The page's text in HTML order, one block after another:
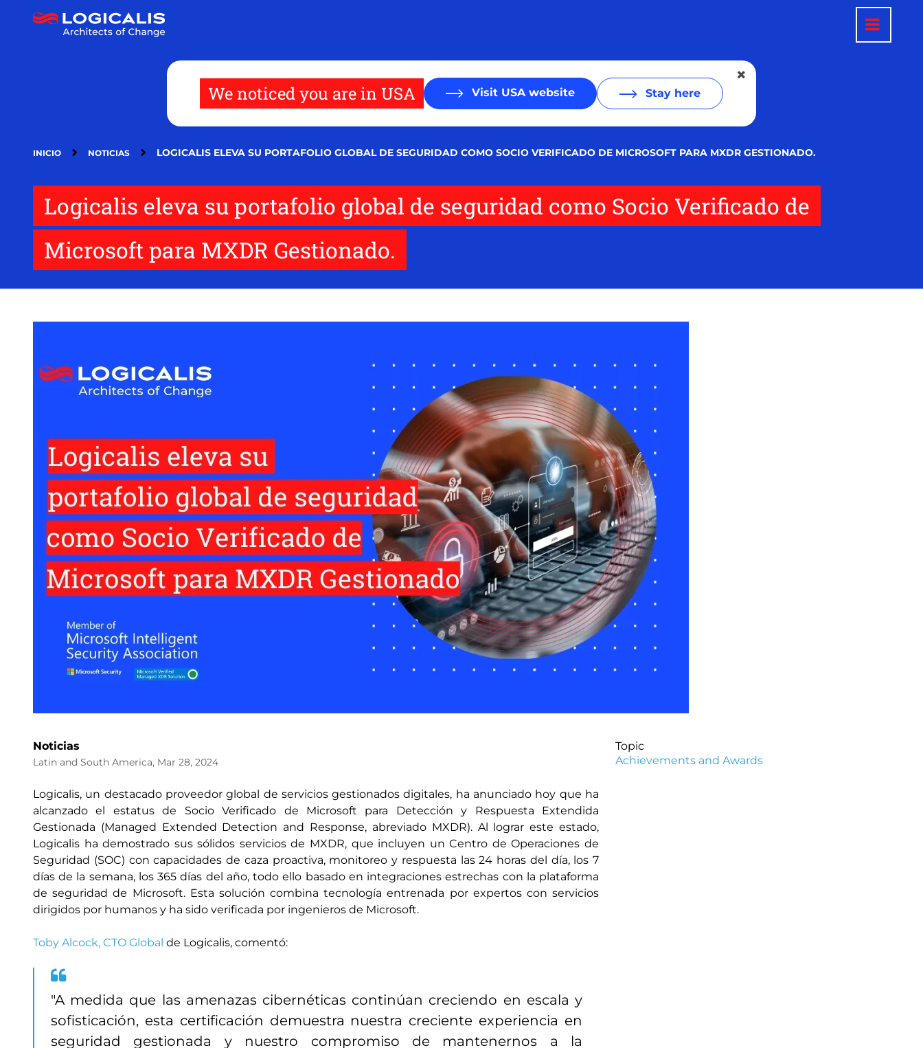
contenido
We noticed you are in USA Visit USA website Stay here
INICIO NOTICIAS LOGICALIS ELEVA SU PORTAFOLIO GLOBAL DE SEGURIDAD COMO SOCIO VERIFICADO DE MICROSOFT PARA MXDR GESTIONADO.
Logicalis eleva su portafolio global de seguridad como Socio Verificado de
Microsoft para MXDR Gestionado.
Noticias
Latin and South America, Mar 28, 2024
Logicalis, un destacado proveedor global de servicios gestionados digitales, ha anunciado hoy que ha
alcanzado el estatus de Socio Verificado de Microsoft para Detección y Respuesta Extendida
Gestionada (Managed Extended Detection and Response, abreviado MXDR). Al lograr este estado,
Logicalis ha demostrado sus sólidos servicios de MXDR, que incluyen un Centro de Operaciones de
Seguridad (SOC) con capacidades de caza proactiva, monitoreo y respuesta las 24 horas del día, los 7
días de la semana, los 365 días del año, todo ello basado en integraciones estrechas con la plataforma
de seguridad de Microsoft. Esta solución combina tecnología entrenada por expertos con servicios
dirigidos por humanos y ha sido verificada por ingenieros de Microsoft.
Toby Alcock, CTO Global de Logicalis, comentó:
"A medida que las amenazas cibernéticas continúan creciendo en escala y
sofisticación, esta certificación demuestra nuestra creciente experiencia en
seguridad gestionada y nuestro compromiso de mantenernos a la
Topic
Achievements and Awards